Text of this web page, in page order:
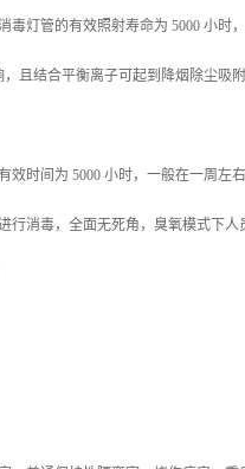
毒灯管的有效照射寿命为 5000 小
且结合平衡离子可起到降烟除尘吸附
效时间为 5000 小时，一般在一周左
行消毒，全面无死角，臭氧模式下人